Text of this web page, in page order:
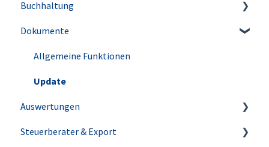
Kleinstammdaten
Briefpapier & Vorlagen
E-Mail-Versand
Rechnungen
E-Rechnungen
Aufgaben
Abos
Einkauf
Allgemein
Banking
Informationen zu deiner Bank
Lastschriften & Überweisungen
Buchhaltung
Belege erfassen & zuordnen
Buchungshilfen
Buchhaltungswissen
Anlagenverwaltung
Mahnwesen
Dokumente
Allgemeine Funktionen
Update
Auswertungen
Steuer-Auswertungen
Steuerberater & Export